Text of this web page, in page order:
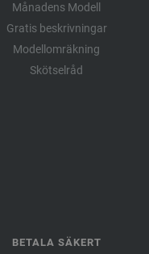
Månadens Modell
Gratis beskrivningar
Modellomräkning
Skötselråd
BETALA SÄKERT